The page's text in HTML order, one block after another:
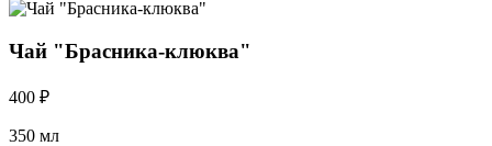
Чай "Брасника-клюква"
400 ₽
350 мл